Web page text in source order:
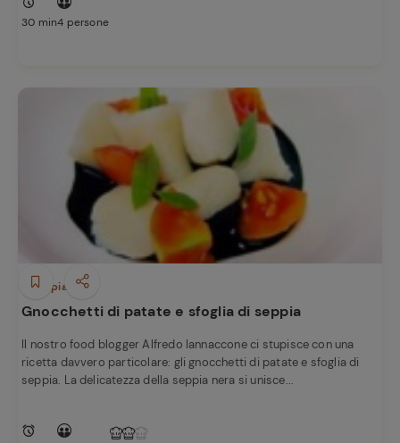
30 min4 persone
Primi piatti
Gnocchetti di patate e sfoglia di seppia
Il nostro food blogger Alfredo Iannaccone ci stupisce con una
ricetta davvero particolare: gli gnocchetti di patate e sfoglia di
seppia. La delicatezza della seppia nera si unisce...